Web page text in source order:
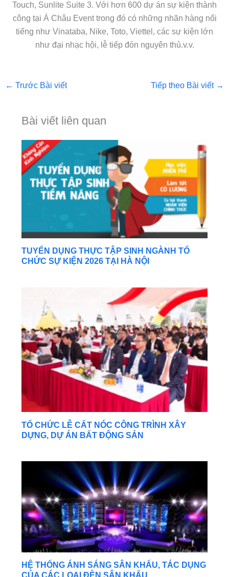
Touch, Sunlite Suite 3. Với hơn 600 dự án sự kiện thành
công tại Á Châu Event trong đó có những nhãn hàng nổi
tiếng như Vinataba, Nike, Toto, Viettel, các sự kiện lớn
như đại nhạc hội, lễ tiếp đón nguyên thủ.v.v.
← Trước Bài viết Tiếp theo Bài viết →
Bài viết liên quan
TUYỂN DỤNG THỰC TẬP SINH NGÀNH TỔ
CHỨC SỰ KIỆN 2026 TẠI HÀ NỘI
TỔ CHỨC LỄ CẤT NÓC CÔNG TRÌNH XÂY
DỰNG, DỰ ÁN BẤT ĐỘNG SẢN
HỆ THỐNG ÁNH SÁNG SÂN KHẤU, TÁC DỤNG
CỦA CÁC LOẠI ĐÈN SÂN KHẤU